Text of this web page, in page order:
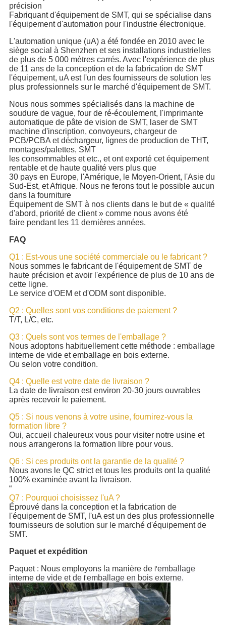
précision
Fabriquant d'équipement de SMT, qui se spécialise dans
l'équipement d'automation pour l'industrie électronique.
L'automation unique (uA) a été fondée en 2010 avec le
siège social à Shenzhen et ses installations industrielles
de plus de 5 000 mètres carrés. Avec l'expérience de plus
de 11 ans de la conception et de la fabrication de SMT
l'équipement, uA est l'un des fournisseurs de solution les
plus professionnels sur le marché d'équipement de SMT.
Nous nous sommes spécialisés dans la machine de
soudure de vague, four de ré-écoulement, l'imprimante
automatique de pâte de vision de SMT, laser de SMT
machine d'inscription, convoyeurs, chargeur de
PCB/PCBA et déchargeur, lignes de production de THT,
montages/palettes, SMT
les consommables et etc., et ont exporté cet équipement
rentable et de haute qualité vers plus que
30 pays en Europe, l'Amérique, le Moyen-Orient, l'Asie du
Sud-Est, et Afrique. Nous ne ferons tout le possible aucun
dans la fourniture
Équipement de SMT à nos clients dans le but de « qualité
d'abord, priorité de client » comme nous avons été
faire pendant les 11 dernières années.
FAQ
Q1 : Est-vous une société commerciale ou le fabricant ?
Nous sommes le fabricant de l'équipement de SMT de
haute précision et avoir l'expérience de plus de 10 ans de
cette ligne.
Le service d'OEM et d'ODM sont disponible.
Q2 : Quelles sont vos conditions de paiement ?
T/T, L/C, etc.
Q3 : Quels sont vos termes de l'emballage ?
Nous adoptons habituellement cette méthode : emballage
interne de vide et emballage en bois externe.
Ou selon votre condition.
Q4 : Quelle est votre date de livraison ?
La date de livraison est environ 20-30 jours ouvrables
après recevoir le paiement.
Q5 : Si nous venons à votre usine, fournirez-vous la
formation libre ?
Oui, accueil chaleureux vous pour visiter notre usine et
nous arrangerons la formation libre pour vous.
Q6 : Si ces produits ont la garantie de la qualité ?
Nous avons le QC strict et tous les produits ont la qualité
100% examinée avant la livraison.
“
Q7 : Pourquoi choisissez l'uA ?
Éprouvé dans la conception et la fabrication de
l'équipement de SMT, l'uA est un des plus professionnelle
fournisseurs de solution sur le marché d'équipement de
SMT.
Paquet et expédition
Paquet : Nous employons la manière del'emballage
interne de vide et del'emballage en bois externe.